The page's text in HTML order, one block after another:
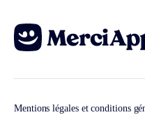
Mentions légales et conditions